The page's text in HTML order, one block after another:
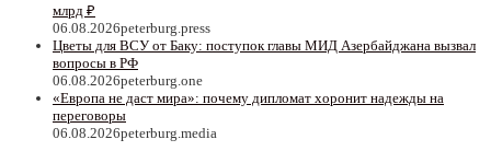
млрд ₽
06.08.2026peterburg.press
Цветы для ВСУ от Баку: поступок главы МИД Азербайджана вызвал
вопросы в РФ
06.08.2026peterburg.one
«Европа не даст мира»: почему дипломат хоронит надежды на
переговоры
06.08.2026peterburg.media